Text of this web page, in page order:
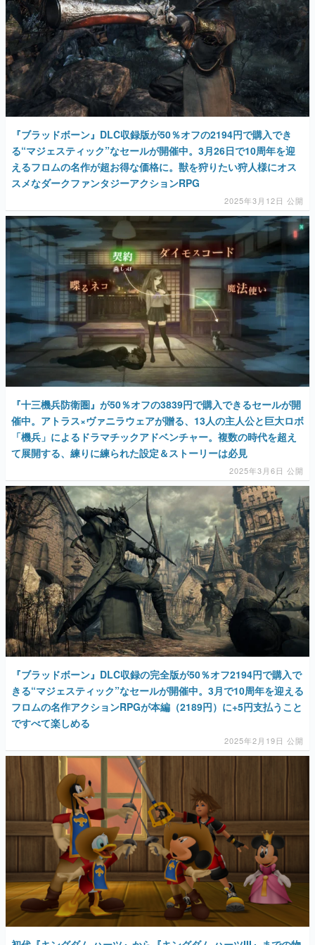
『ブラッドボーン』DLC収録版が50％オフの2194円で購入でき
る“マジェスティック”なセールが開催中。3月26日で10周年を迎
えるフロムの名作が超お得な価格に。獣を狩りたい狩人様にオス
スメなダークファンタジーアクションRPG
2025年3月12日 公開
『十三機兵防衛圏』が50％オフの3839円で購入できるセールが開
催中。アトラス×ヴァニラウェアが贈る、13人の主人公と巨大ロボ
「機兵」によるドラマチックアドベンチャー。複数の時代を超え
て展開する、練りに練られた設定＆ストーリーは必見
2025年3月6日 公開
『ブラッドボーン』DLC収録の完全版が50％オフ2194円で購入で
きる“マジェスティック”なセールが開催中。3月で10周年を迎える
フロムの名作アクションRPGが本編（2189円）に+5円支払うこと
ですべて楽しめる
2025年2月19日 公開